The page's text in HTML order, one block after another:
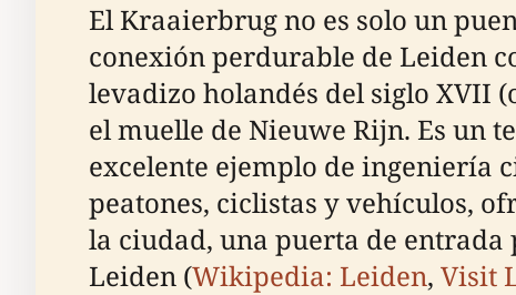
El Kraaierbrug no es solo un
conexión perdurable de Leiden
levadizo holandés del siglo XVII
el muelle de Nieuwe Rijn. Es un
excelente ejemplo de ingeniería
peatones, ciclistas y vehículos,
la ciudad, una puerta de
Leiden (Wikipedia: Leiden, Visit